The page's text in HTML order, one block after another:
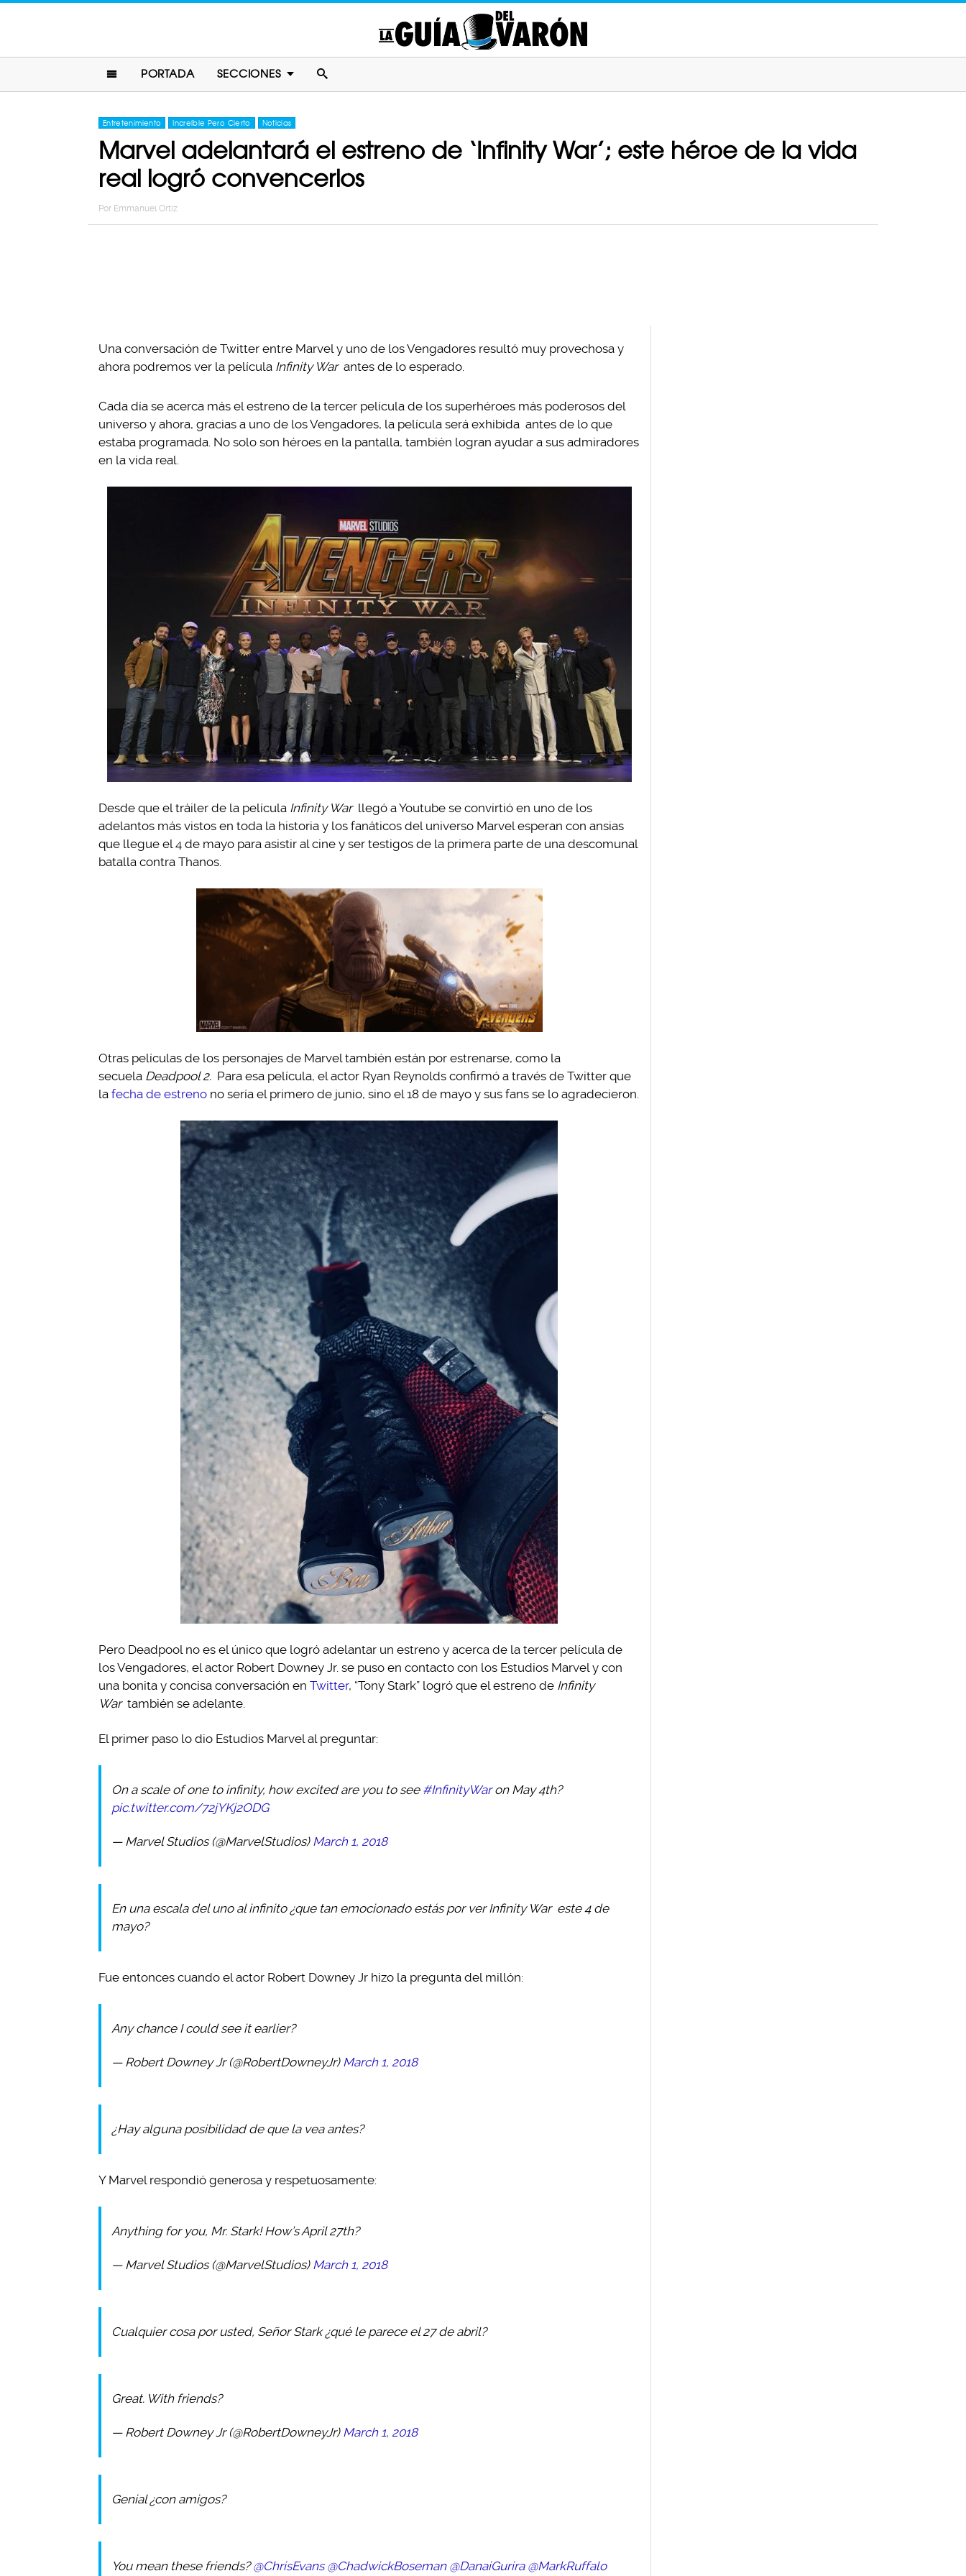
PORTADA SECCIONES
Entretenimiento Increíble Pero Cierto Noticias
Marvel adelantará el estreno de ‘Infinity War’; este héroe de la vida
real logró convencerlos
Por Emmanuel Ortiz
Una conversación de Twitter entre Marvel y uno de los Vengadores resultó muy provechosa y
ahora podremos ver la película Infinity War antes de lo esperado.
Cada día se acerca más el estreno de la tercer película de los superhéroes más poderosos del
universo y ahora, gracias a uno de los Vengadores, la película será exhibida antes de lo que
estaba programada. No solo son héroes en la pantalla, también logran ayudar a sus admiradores
en la vida real.
Desde que el tráiler de la película Infinity War llegó a Youtube se convirtió en uno de los
adelantos más vistos en toda la historia y los fanáticos del universo Marvel esperan con ansias
que llegue el 4 de mayo para asistir al cine y ser testigos de la primera parte de una descomunal
batalla contra Thanos.
Otras películas de los personajes de Marvel también están por estrenarse, como la
secuela Deadpool 2. Para esa película, el actor Ryan Reynolds confirmó a través de Twitter que
la fecha de estreno no sería el primero de junio, sino el 18 de mayo y sus fans se lo agradecieron.
Pero Deadpool no es el único que logró adelantar un estreno y acerca de la tercer película de
los Vengadores, el actor Robert Downey Jr. se puso en contacto con los Estudios Marvel y con
una bonita y concisa conversación en Twitter, “Tony Stark” logró que el estreno de Infinity
War también se adelante.
El primer paso lo dio Estudios Marvel al preguntar:
On a scale of one to infinity, how excited are you to see #InfinityWaron May 4th?
pic.twitter.com/72jYKj2ODG
— Marvel Studios (@MarvelStudios) March 1, 2018
En una escala del uno al infinito ¿que tan emocionado estás por verInfinity War este 4 de
mayo?
Fue entonces cuando el actor Robert Downey Jr hizo la pregunta del millón:
Any chance I could see it earlier?
— Robert Downey Jr (@RobertDowneyJr) March 1, 2018
¿Hay alguna posibilidad de que la vea antes?
Y Marvel respondió generosa y respetuosamente:
Anything for you, Mr. Stark! How’s April 27th?
— Marvel Studios (@MarvelStudios) March 1, 2018
Cualquier cosa por usted, Señor Stark ¿qué le parece el 27 de abril?
Great. With friends?
— Robert Downey Jr (@RobertDowneyJr) March 1, 2018
Genial ¿con amigos?
You mean these friends?@ChrisEvans @ChadwickBoseman @DanaiGurira @MarkRuffalo